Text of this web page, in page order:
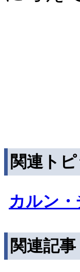
関連ト
カルン
関連記事